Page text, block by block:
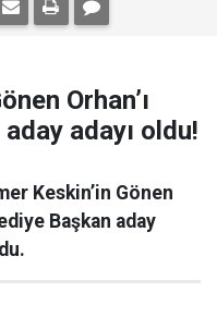
Orhan’ı
adayı oldu!
Keskin’in Gönen
Başkan aday